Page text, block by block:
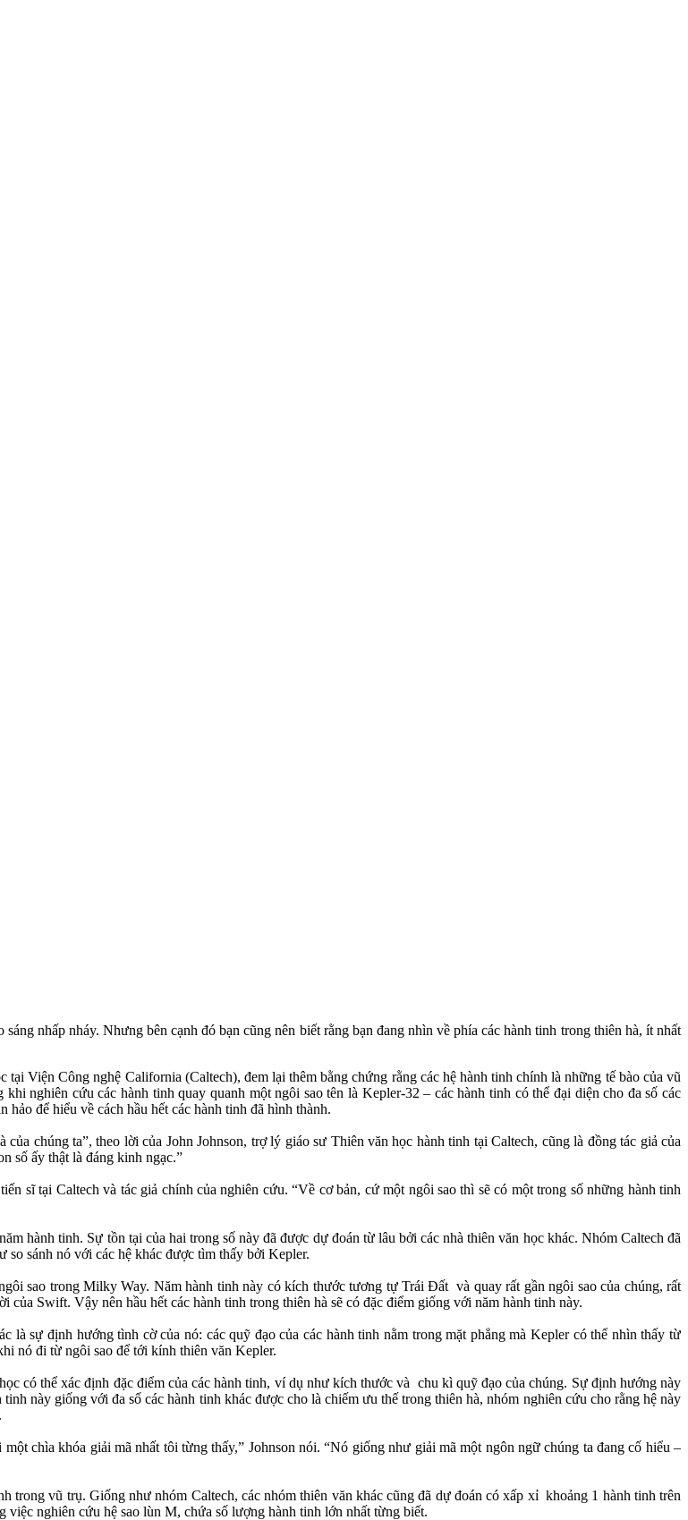
nhấp nháy. Nhưng bên cạnh đó bạn cũng nên biết rằng bạn đang nhìn về phía các hành tinh trong thiên hà, ít nhất
Viện Công nghệ California (Caltech), đem lại thêm bằng chứng rằng các hệ hành tinh chính là những tế bào của vũ
nghiên cứu các hành tinh quay quanh một ngôi sao tên là Kepler-32 – các hành tinh có thể đại diện cho đa số các
để hiểu về cách hầu hết các hành tinh đã hình thành.
chúng ta”, theo lời của John Johnson, trợ lý giáo sư Thiên văn học hành tinh tại Caltech, cũng là đồng tác giả của
số ấy thật là đáng kinh ngạc.”
sĩ tại Caltech và tác giả chính của nghiên cứu. “Về cơ bản, cứ một ngôi sao thì sẽ có một trong số những hành tinh
hành tinh. Sự tồn tại của hai trong số này đã được dự đoán từ lâu bởi các nhà thiên văn học khác. Nhóm Caltech đã
so sánh nó với các hệ khác được tìm thấy bởi Kepler.
sao trong Milky Way. Năm hành tinh này có kích thước tương tự Trái Đất và quay rất gần ngôi sao của chúng, rất
Swift. Vậy nên hầu hết các hành tinh trong thiên hà sẽ có đặc điểm giống với năm hành tinh này.
sự định hướng tình cờ của nó: các quỹ đạo của các hành tinh nằm trong mặt phẳng mà Kepler có thể nhìn thấy từ
nó đi từ ngôi sao để tới kính thiên văn Kepler.
có thể xác định đặc điểm của các hành tinh, ví dụ như kích thước và chu kì quỹ đạo của chúng. Sự định hướng này
này giống với đa số các hành tinh khác được cho là chiếm ưu thế trong thiên hà, nhóm nghiên cứu cho rằng hệ này
chìa khóa giải mã nhất tôi từng thấy,” Johnson nói. “Nó giống như giải mã một ngôn ngữ chúng ta đang cố hiểu –
trong vũ trụ. Giống như nhóm Caltech, các nhóm thiên văn khác cũng đã dự đoán có xấp xỉ khoảng 1 hành tinh trên
việc nghiên cứu hệ sao lùn M, chứa số lượng hành tinh lớn nhất từng biết.